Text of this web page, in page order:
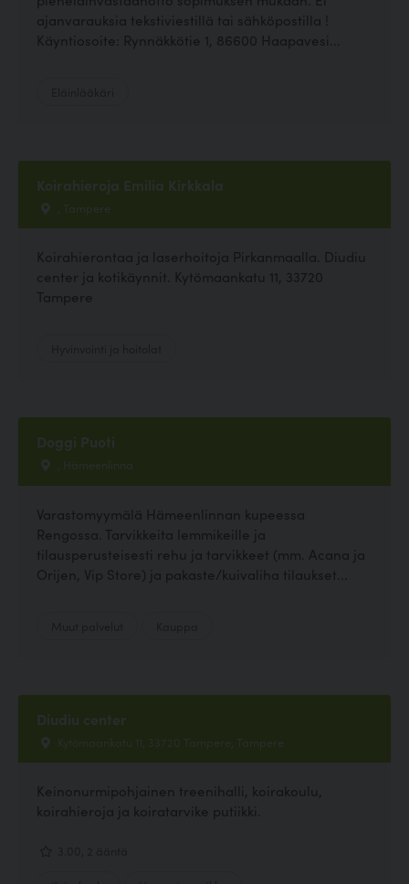
ajanvarauksia tekstiviestillä tai sähköpostilla !
Käyntiosoite: Rynnäkkötie 1, 86600 Haapavesi...
Koirahieroja Emilia Kirkkala
, Tampere
Koirahierontaa ja laserhoitoja Pirkanmaalla. Diudiu
center ja kotikäynnit. Kytömaankatu 11, 33720
Tampere
Doggi Puoti
, Hämeenlinna
Varastomyymälä Hämeenlinnan kupeessa
Rengossa. Tarvikkeita lemmikeille ja
tilausperusteisesti rehu ja tarvikkeet (mm. Acana ja
Orijen, Vip Store) ja pakaste/kuivaliha tilaukset...
Diudiu center
Kytömaankatu 11, 33720 Tampere, Tampere
Keinonurmipohjainen treenihalli, koirakoulu,
koirahieroja ja koiratarvike putiikki.